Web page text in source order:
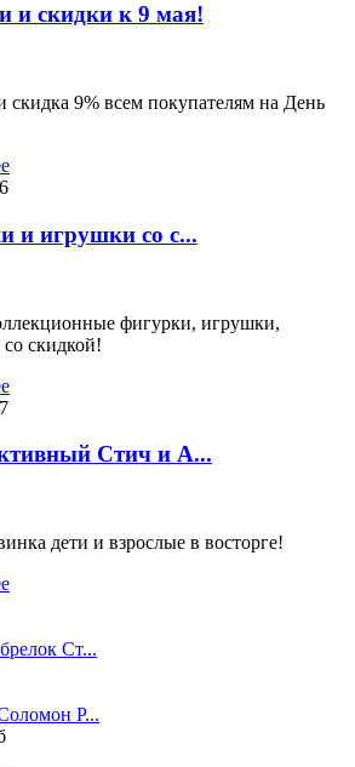
и скидки к 9 мая!
скидка 9% всем покупателям на День
и игрушки со с...
фигурки, игрушки,
со скидкой!
Стич и А...
дети и взрослые в восторге!
Ст...
Р...